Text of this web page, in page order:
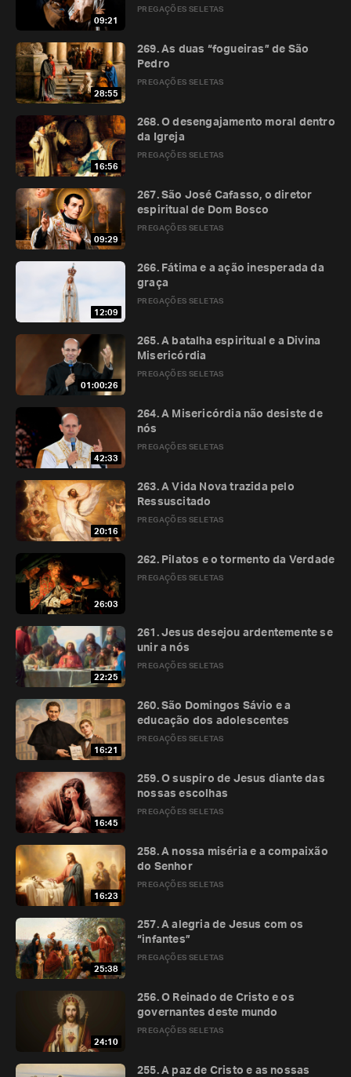
09:21
PREGAÇÕES SELETAS
28:55
PREGAÇÕES SELETAS
269. As duas “fogueiras” de São
Pedro
16:56
PREGAÇÕES SELETAS
268. O desengajamento moral dentro
da Igreja
09:29
PREGAÇÕES SELETAS
267. São José Cafasso, o diretor
espiritual de Dom Bosco
12:09
PREGAÇÕES SELETAS
266. Fátima e a ação inesperada da
graça
01:00:26
PREGAÇÕES SELETAS
265. A batalha espiritual e a Divina
Misericórdia
42:33
PREGAÇÕES SELETAS
264. A Misericórdia não desiste de
nós
20:16
PREGAÇÕES SELETAS
263. A Vida Nova trazida pelo
Ressuscitado
26:03
PREGAÇÕES SELETAS
262. Pilatos e o tormento da Verdade
22:25
PREGAÇÕES SELETAS
261. Jesus desejou ardentemente se
unir a nós
16:21
PREGAÇÕES SELETAS
260. São Domingos Sávio e a
educação dos adolescentes
16:45
PREGAÇÕES SELETAS
259. O suspiro de Jesus diante das
nossas escolhas
16:23
PREGAÇÕES SELETAS
258. A nossa miséria e a compaixão
do Senhor
25:38
PREGAÇÕES SELETAS
257. A alegria de Jesus com os
“infantes”
24:10
PREGAÇÕES SELETAS
256. O Reinado de Cristo e os
governantes deste mundo
255. A paz de Cristo e as nossas